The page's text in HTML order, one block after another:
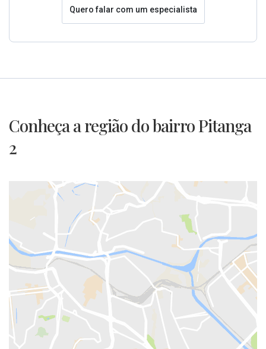
Quero falar com um especialista
Conheça a região do bairro Pitanga
2